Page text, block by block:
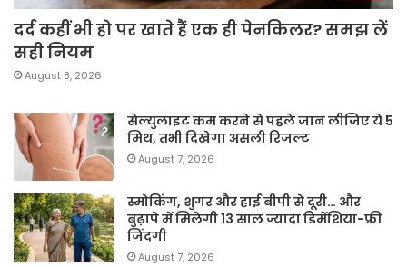
दर्द कहीं भी हो पर खाते हैं एक ही पेनकिलर? समझ लें
सही नियम
August 8, 2026
सेल्युलाइट कम करने से पहले जान लीजिए ये 5
मिथ, तभी दिखेगा असली रिजल्ट
August 7, 2026
स्मोकिंग, शुगर और हाई बीपी से दूरी… और
बुढ़ापे में मिलेगी 13 साल ज्यादा डिमेंशिया-फ्री
जिंदगी
August 7, 2026